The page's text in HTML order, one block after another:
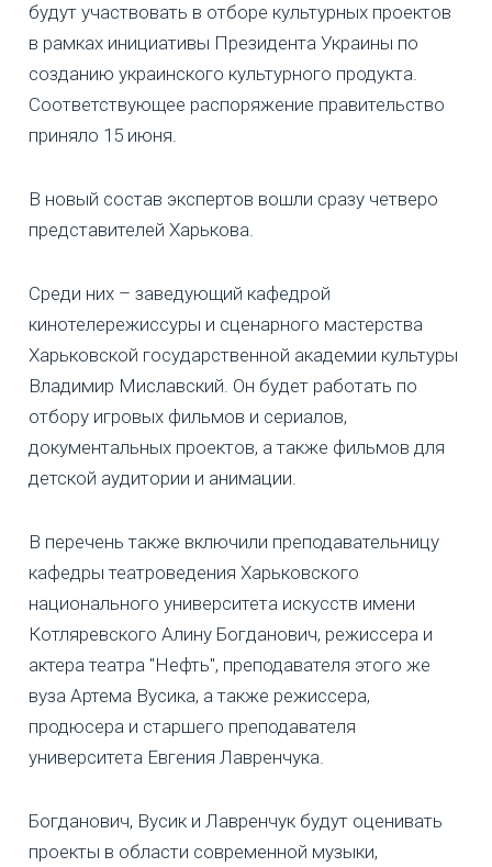
будут участвовать в отборе культурных проектов
в рамках инициативы Президента Украины по
созданию украинского культурного продукта.
Соответствующее распоряжение правительство
приняло 15 июня.
В новый состав экспертов вошли сразу четверо
представителей Харькова.
Среди них – заведующий кафедрой
кинотелережиссуры и сценарного мастерства
Харьковской государственной академии культуры
Владимир Миславский. Он будет работать по
отбору игровых фильмов и сериалов,
документальных проектов, а также фильмов для
детской аудитории и анимации.
В перечень также включили преподавательницу
кафедры театроведения Харьковского
национального университета искусств имени
Котляревского Алину Богданович, режиссера и
актера театра "Нефть", преподавателя этого же
вуза Артема Вусика, а также режиссера,
продюсера и старшего преподавателя
университета Евгения Лавренчука.
Богданович, Вусик и Лавренчук будут оценивать
проекты в области современной музыки,